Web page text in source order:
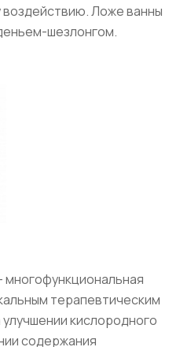
воздействию. Ложе ванны
шезлонгом.
многофункциональная
терапевтическим
кислородного
содержания